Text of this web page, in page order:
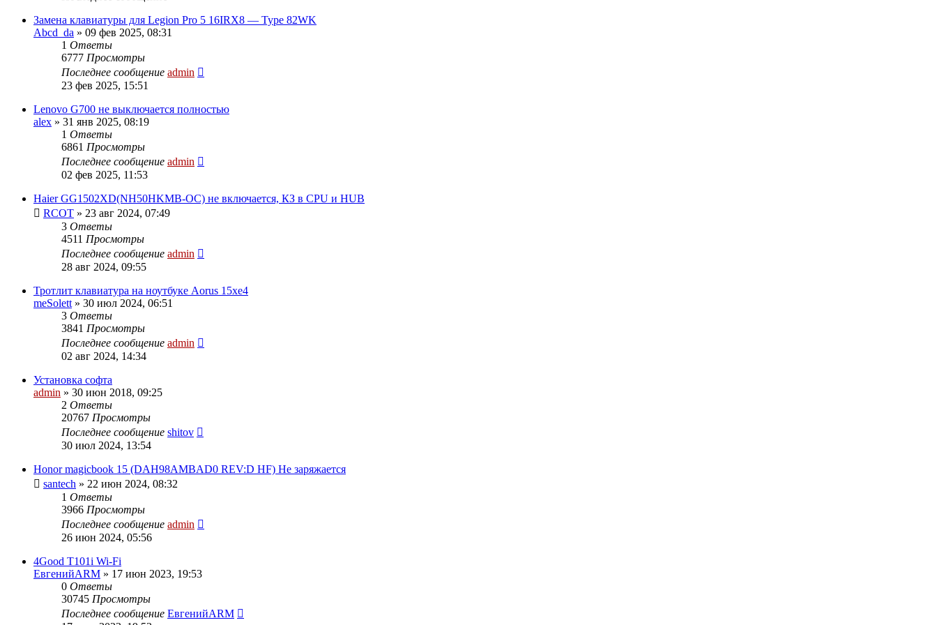
Замена клавиатуры для Legion Pro 5 16IRX8 — Type 82WK
Abcd_da » 09 фев 2025, 08:31
1 Ответы
6777 Просмотры
Последнее сообщение admin
23 фев 2025, 15:51
Lenovo G700 не выключается полностью
alex » 31 янв 2025, 08:19
1 Ответы
6861 Просмотры
Последнее сообщение admin
02 фев 2025, 11:53
Haier GG1502XD(NH50HKMB-OC) не включается, КЗ в CPU и HUB
RCOT » 23 авг 2024, 07:49
3 Ответы
4511 Просмотры
Последнее сообщение admin
28 авг 2024, 09:55
Тротлит клавиатура на ноутбуке Aorus 15xe4
meSolett » 30 июл 2024, 06:51
3 Ответы
3841 Просмотры
Последнее сообщение admin
02 авг 2024, 14:34
Установка софта
admin » 30 июн 2018, 09:25
2 Ответы
20767 Просмотры
Последнее сообщение shitov
30 июл 2024, 13:54
Honor magicbook 15 (DAH98AMBAD0 REV:D HF) Не заряжается
santech » 22 июн 2024, 08:32
1 Ответы
3966 Просмотры
Последнее сообщение admin
26 июн 2024, 05:56
4Good T101i Wi-Fi
ЕвгенийARM » 17 июн 2023, 19:53
0 Ответы
30745 Просмотры
Последнее сообщение ЕвгенийARM